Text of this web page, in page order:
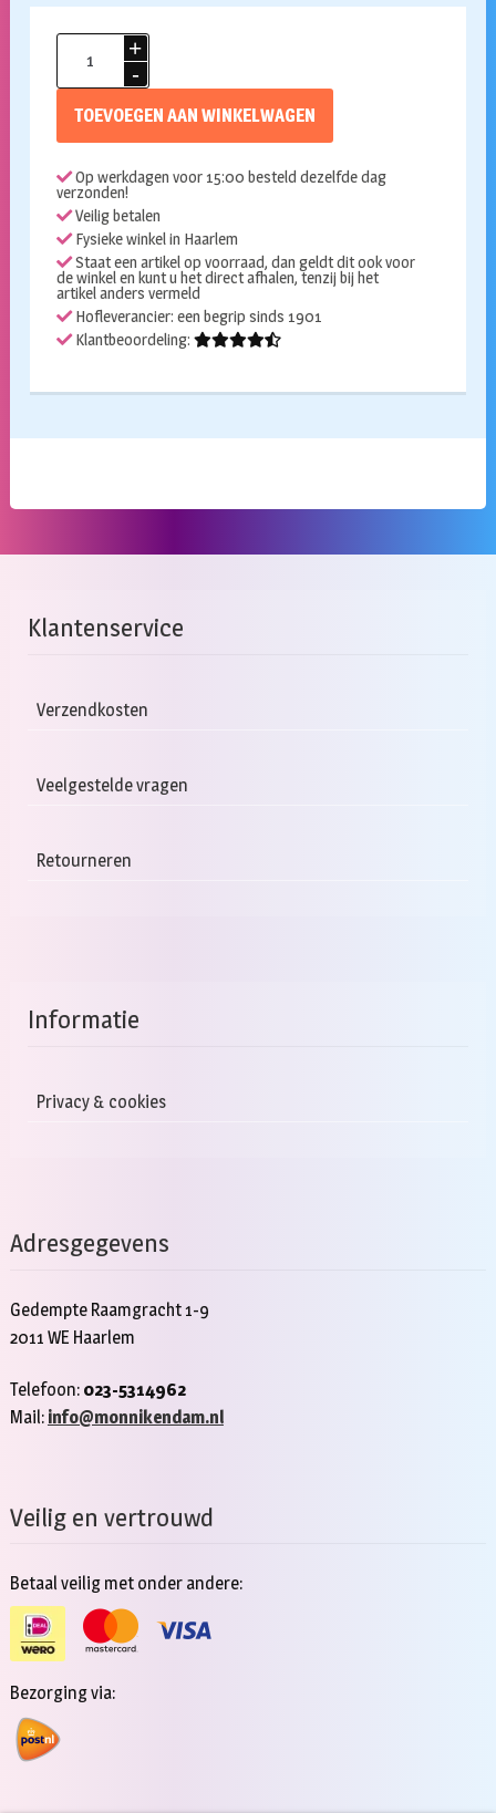
Supracolor
Kryolan
aantal
TOEVOEGEN AAN WINKELWAGEN
Op werkdagen voor 15:00 besteld dezelfde dag
verzonden!
Veilig betalen
Fysieke winkel in Haarlem
Staat een artikel op voorraad, dan geldt dit ook voor
de winkel en kunt u het direct afhalen, tenzij bij het
artikel anders vermeld
Hofleverancier: een begrip sinds 1901
Klantbeoordeling:
Klantenservice
Verzendkosten
Veelgestelde vragen
Retourneren
Informatie
Privacy & cookies
Adresgegevens
Gedempte Raamgracht 1-9
2011 WE Haarlem
Telefoon: 023-5314962
Mail: info@monnikendam.nl
Veilig en vertrouwd
Betaal veilig met onder andere:
Bezorging via: